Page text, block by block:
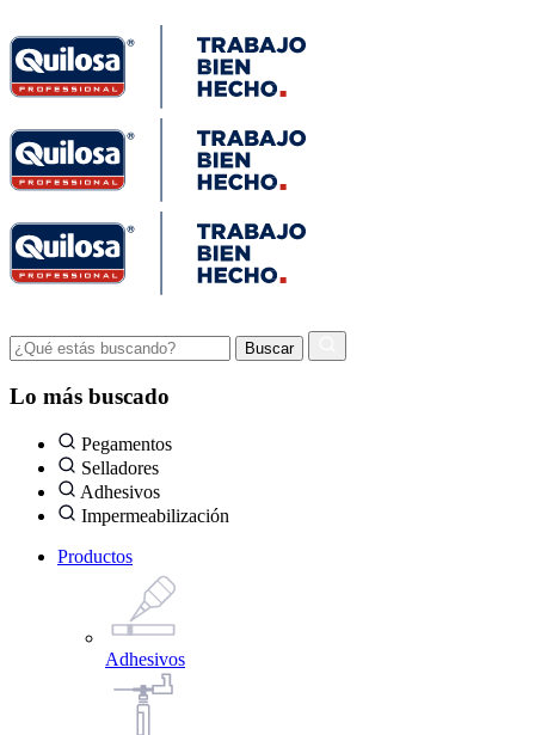
Lo más buscado
Pegamentos
Selladores
Adhesivos
Impermeabilización
Productos
Adhesivos